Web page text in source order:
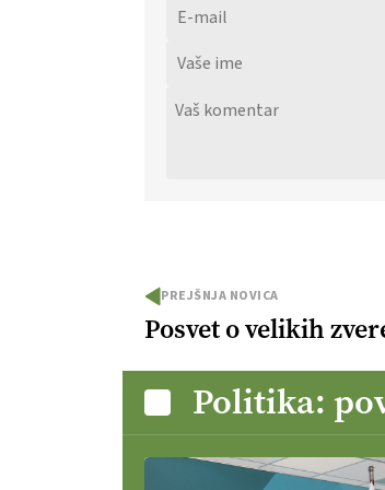
PREJŠNJA NOVICA
Posvet o velikih
Politika: